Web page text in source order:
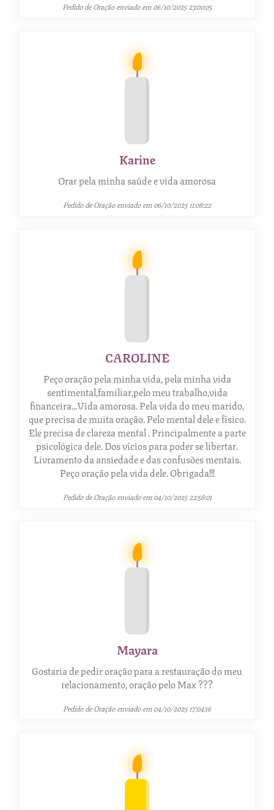
Pedido de Oração enviado em 06/10/2025 23:00:05
Karine
Orar pela minha saúde e vida amorosa
Pedido de Oração enviado em 06/10/2025 11:08:22
CAROLINE
Peço oração pela minha vida, pela minha vida
sentimental,familiar,pelo meu trabalho,vida
financeira...Vida amorosa. Pela vida do meu marido,
que precisa de muita oração. Pelo mental dele e físico.
Ele precisa de clareza mental . Principalmente a parte
psicológica dele. Dos vícios para poder se libertar.
Livramento da ansiedade e das confusões mentais.
Peço oração pela vida dele. Obrigada!!!
Pedido de Oração enviado em 04/10/2025 22:58:01
Mayara
Gostaria de pedir oração para a restauração do meu
relacionamento, oração pelo Max ???
Pedido de Oração enviado em 04/10/2025 17:04:16